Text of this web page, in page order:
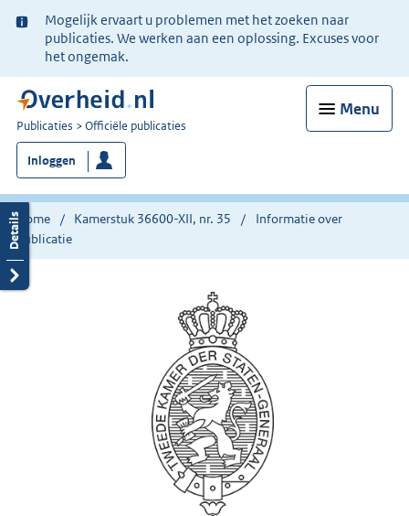
Ter
informatie:
Mogelijk ervaart u problemen met het zoeken naar
publicaties. We werken aan een oplossing. Excuses voor
het ongemak.
Menu
U
bent
nu
hier:
Publicaties Officiële publicaties
Inloggen
Home Kamerstuk 36600-XII, nr. 35
Informatie over
publicatie